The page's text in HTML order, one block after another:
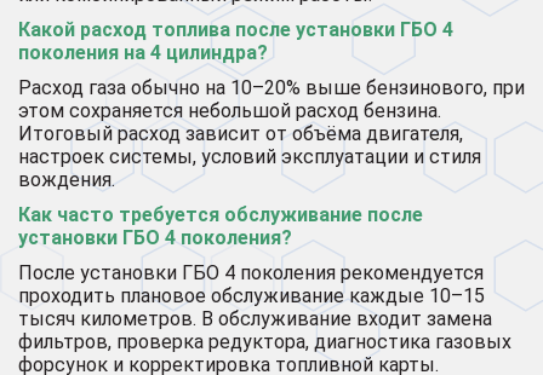
Какой расход топлива после установки ГБО 4
поколения на 4 цилиндра?
Расход газа обычно на 10–20% выше бензинового, при
этом сохраняется небольшой расход бензина.
Итоговый расход зависит от объёма двигателя,
настроек системы, условий эксплуатации и стиля
вождения.
Как часто требуется обслуживание после
установки ГБО 4 поколения?
После установки ГБО 4 поколения рекомендуется
проходить плановое обслуживание каждые 10–15
тысяч километров. В обслуживание входит замена
фильтров, проверка редуктора, диагностика газовых
форсунок и корректировка топливной карты.